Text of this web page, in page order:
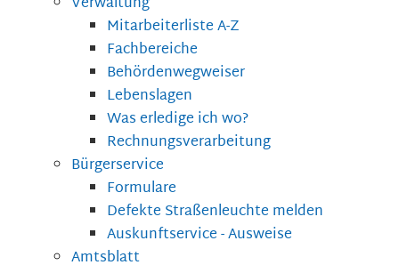
Mitarbeiterliste A-Z
Fachbereiche
Behördenwegweiser
Lebenslagen
Was erledige ich wo?
Rechnungsverarbeitung
Bürgerservice
Formulare
Defekte Straßenleuchte melden
Auskunftservice - Ausweise
Amtsblatt